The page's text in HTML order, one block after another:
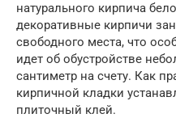
натурального кирпича
декоративные кирпичи
свободного места, что
идет об обустройстве
сантиметр на счету. Как
кирпичной кладки
плиточный клей.